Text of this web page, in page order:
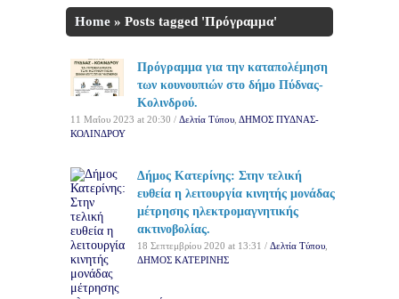
Home » Posts tagged 'Πρόγραμμα'
Πρόγραμμα για την καταπολέμηση
των κουνουπιών στο δήμο Πύδνας-
Κολινδρού.
11 Μαΐου 2023 at 20:30 / Δελτία Τύπου ΔΗΜΟΣ ΠΥΔΝΑΣ-
ΚΟΛΙΝΔΡΟΥ
Δήμος Κατερίνης: Στην τελική
ευθεία η λειτουργία κινητής μονάδας
μέτρησης ηλεκτρομαγνητικής
ακτινοβολίας.
18 Σεπτεμβρίου 2020 at 13:31 / Δελτία Τύπου
ΔΗΜΟΣ ΚΑΤΕΡΙΝΗΣ